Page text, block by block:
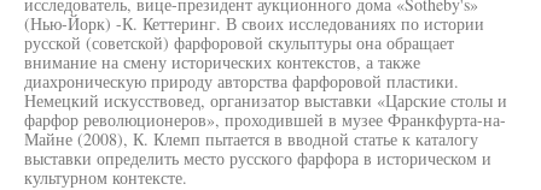
(Нью-Йорк) -К. Кеттеринг. В своих исследованиях по истории
русской (советской) фарфоровой скульптуры она обращает
внимание на смену исторических контекстов, а также
диахроническую природу авторства фарфоровой пластики.
Немецкий искусствовед, организатор выставки «Царские столы и
фарфор революционеров», проходившей в музее Франкфурта-на-
Майне (2008), К. Клемп пытается в вводной статье к каталогу
выставки определить место русского фарфора в историческом и
культурном контексте.